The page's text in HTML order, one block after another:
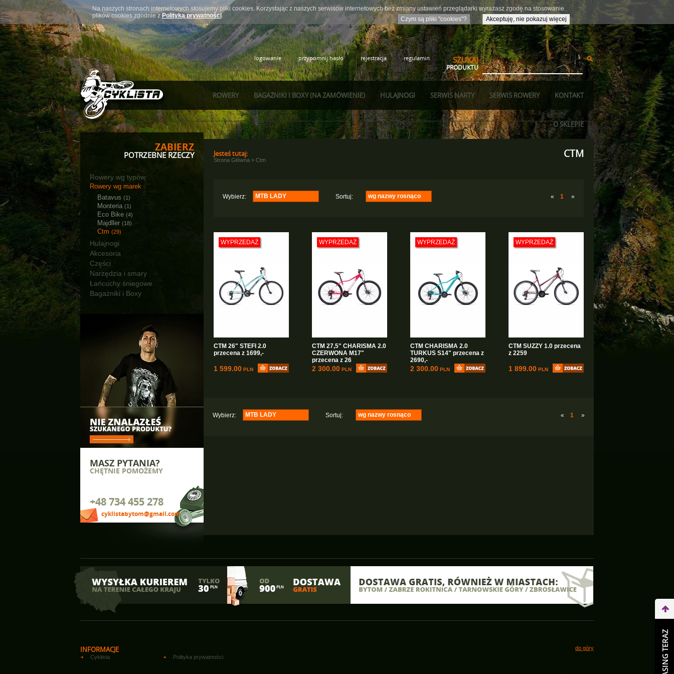
Na naszych stronach internetowych stosujemy pliki cookies. Korzystając z naszych serwisów internetowych bez zmiany ustawień przeglądarki wyrażasz zgodę na stosowanie
plików cookies zgodnie zPolityką prywatności. Akceptuję, nie pokazuj więcej
Czym są pliki "cookies"?
regulamin
rejestracja
przypomnij hasło
logowanie SZUKAJ
PRODUKTU
KONTAKT
SERWIS ROWERY
SERWIS NARTY
HULAJNOGI
BAGAŻNIKI I BOXY (NA ZAMÓWIENIE)
ROWERY
O SKLEPIE
ZABIERZ
POTRZEBNE RZECZY
Rowery wg typów
Rowery wg marek
Batavus (1)
Monteria (1)
Eco Bike (4)
Majdller (18)
Ctm (29)
Hulajnogi
Akcesoria
Części
Narzędzia i smary
Łańcuchy śniegowe
Bagażniki i Boxy
MASZ PYTANIA?
CHĘTNIE POMOŻEMY
+48 734 455 278
cyklistabytom@gmail.com
CTM
Jesteś tutaj:
Strona Główna » Ctm
Wybierz: MTB LADY
Junior 20"
MTB 26"
MTB 29er
MTB LADY
DIRT(2)
Elektryczne
Sortuj: wg nazwy rosnąco
wg ceny rosnąco
wg ceny malejąco
« 1 »
WYPRZEDAŻ
CTM 26" STEFI 2.0
przecena z 1699,-
1 599.00 PLN
WYPRZEDAŻ
CTM 27,5" CHARISMA 2.0
CZERWONA M17"
przecena z 26
2 300.00 PLN
WYPRZEDAŻ
CTM CHARISMA 2.0
TURKUS S14" przecena z
2690,-
2 300.00 PLN
WYPRZEDAŻ
CTM SUZZY 1.0 przecena
z 2259
1 899.00 PLN
Wybierz: MTB LADY Sortuj: wg nazwy rosnąco « 1 »
INFORMACJE
Cyklista Polityka prywatności
do góry